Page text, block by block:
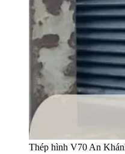
Thép hình V70 An